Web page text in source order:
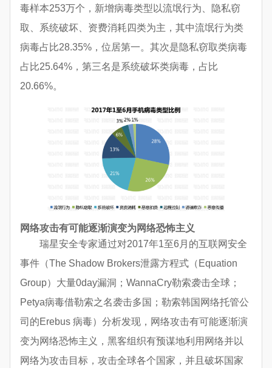
毒样本253万个，新增病毒类型以流氓行为、隐私窃
取、系统破坏、资费消耗四类为主，其中流氓行为类
病毒占比28.35%，位居第一。其次是隐私窃取类病毒
占比25.64%，第三名是系统破坏类病毒，占比
20.66%。
网络攻击有可能逐渐演变为网络恐怖主义
瑞星安全专家通过对2017年1至6月的互联网安全
事件（The Shadow Brokers泄露方程式（Equation
Group）大量0day漏洞；WannaCry勒索袭击全球；
Petya病毒借勒索之名袭击多国；勒索韩国网络托管公
司的Erebus 病毒）分析发现，网络攻击有可能逐渐演
变为网络恐怖主义，黑客组织有预谋地利用网络并以
网络为攻击目标，攻击全球各个国家，并且破坏国家